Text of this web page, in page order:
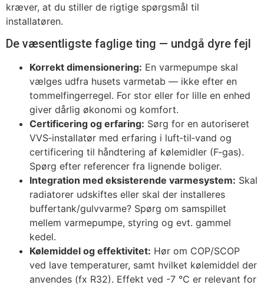
kræver, at du stiller de rigtige spørgsmål til
installatøren.
De væsentligste faglige ting — undgå dyre fejl
Korrekt dimensionering: En varmepumpe skal
vælges udfra husets varmetab — ikke efter en
tommelfingerregel. For stor eller for lille en enhed
giver dårlig økonomi og komfort.
Certificering og erfaring: Sørg for en autoriseret
VVS‑installatør med erfaring i luft‑til‑vand og
certificering til håndtering af kølemidler (F‑gas).
Spørg efter referencer fra lignende boliger.
Integration med eksisterende varmesystem: Skal
radiatorer udskiftes eller skal der installeres
buffertank/gulvvarme? Spørg om samspillet
mellem varmepumpe, styring og evt. gammel
kedel.
Kølemiddel og effektivitet: Hør om COP/SCOP
ved lave temperaturer, samt hvilket kølemiddel der
anvendes (fx R32). Effekt ved -7 °C er relevant for